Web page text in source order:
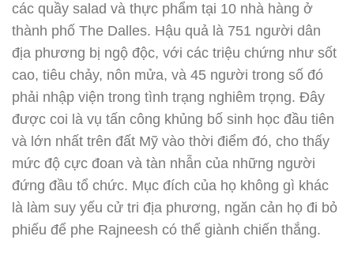
các quầy salad và thực phẩm tại 10 nhà hàng ở
thành phố The Dalles. Hậu quả là 751 người dân
địa phương bị ngộ độc, với các triệu chứng như sốt
cao, tiêu chảy, nôn mửa, và 45 người trong số đó
phải nhập viện trong tình trạng nghiêm trọng. Đây
được coi là vụ tấn công khủng bố sinh học đầu tiên
và lớn nhất trên đất Mỹ vào thời điểm đó, cho thấy
mức độ cực đoan và tàn nhẫn của những người
đứng đầu tổ chức. Mục đích của họ không gì khác
là làm suy yếu cử tri địa phương, ngăn cản họ đi bỏ
phiếu để phe Rajneesh có thể giành chiến thắng.